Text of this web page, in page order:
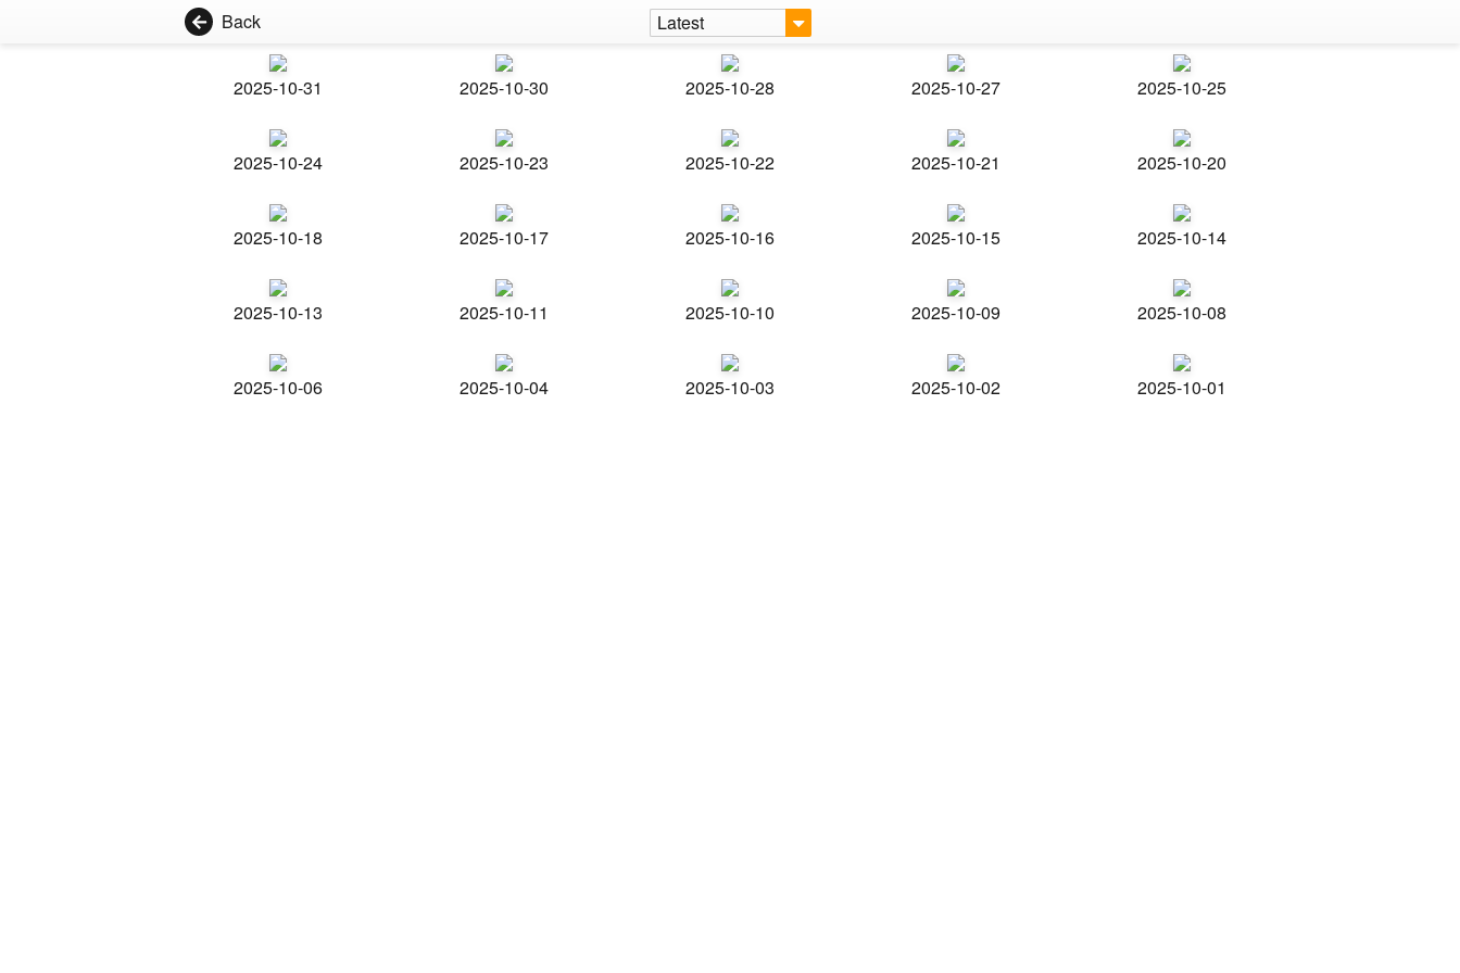
Back Latest
2025-10-31 2025-10-30 2025-10-28 2025-10-27 2025-10-25
2025-10-24 2025-10-23 2025-10-22 2025-10-21 2025-10-20
2025-10-18 2025-10-17 2025-10-16 2025-10-15 2025-10-14
2025-10-13 2025-10-11 2025-10-10 2025-10-09 2025-10-08
2025-10-06 2025-10-04 2025-10-03 2025-10-02 2025-10-01